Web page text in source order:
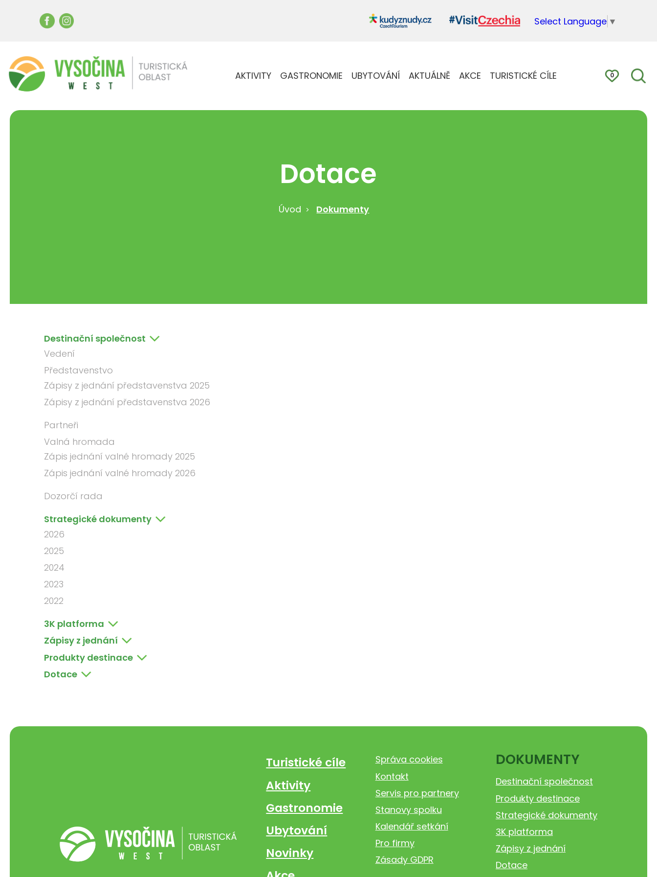
Select Language ▼
AKTIVITY GASTRONOMIE UBYTOVÁNÍ AKTUÁLNĚ AKCE TURISTICKÉ CÍLE 0
Dotace
Úvod Dokumenty
Destinační společnost
Vedení
Představenstvo
Zápisy z jednání představenstva 2025
Zápisy z jednání představenstva 2026
Partneři
Valná hromada
Zápis jednání valné hromady 2025
Zápis jednání valné hromady 2026
Dozorčí rada
Strategické dokumenty
2026
2025
2024
2023
2022
3K platforma
Zápisy z jednání
Produkty destinace
Dotace
Turistické cíle
Aktivity
Gastronomie
Ubytování
Novinky
Správa cookies
Kontakt
Servis pro partnery
Stanovy spolku
Kalendář setkání
Pro firmy
Zásady GDPR
DOKUMENTY
Destinační společnost
Produkty destinace
Strategické dokumenty
3K platforma
Zápisy z jednání
Dotace